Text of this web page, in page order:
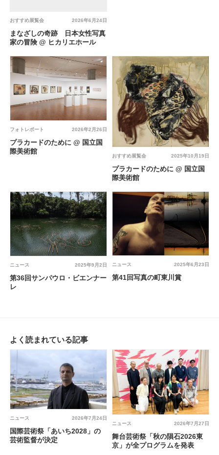
2026年6月24日
おすすめ展覧会
まなざしの奇跡 日本女性写真
家の冒険 @ ヒカリエホール
2026年2月26日
フォトレポート
プラカードのために @ 国立国
際美術館
2025年10月19日
おすすめ展覧会
プラカードのために @ 国立国
際美術館
2025年9月2日
ニュース
第36回サンパウロ・ビエンナー
レ
2025年6月23日
ニュース
第41回写真の町東川賞
よく読まれている記事
2026年7月24日
ニュース
国際芸術祭「あいち2028」の
芸術監督が決定
2026年7月27日
ニュース
舞台芸術祭「秋の隕石2026東
京」が全プログラムを発表